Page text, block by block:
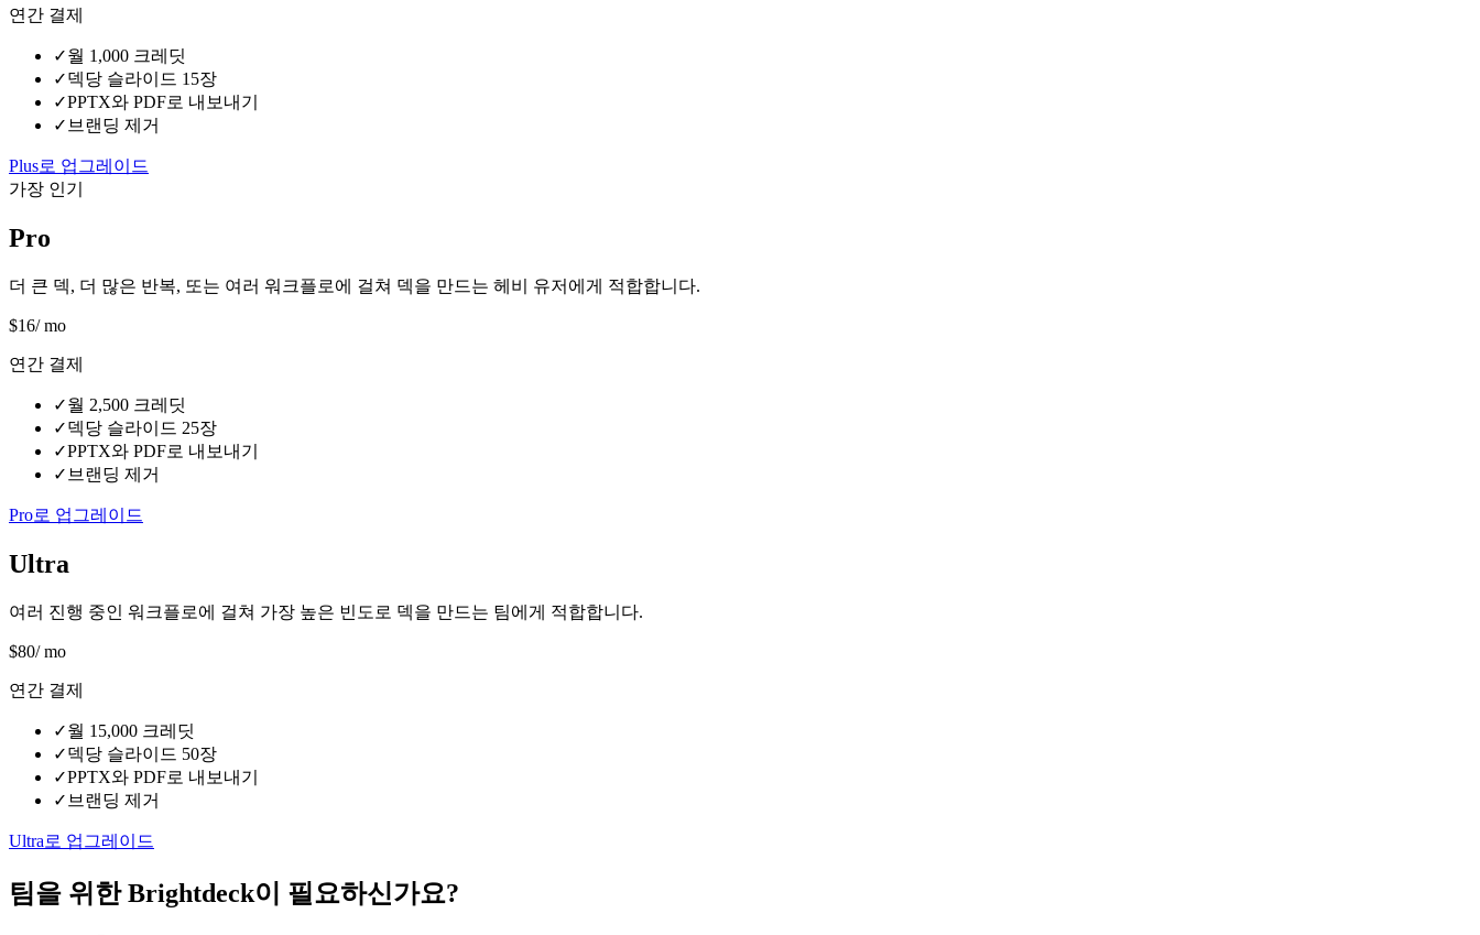
연간 결제
✓월 1,000 크레딧
✓덱당 슬라이드 15장
✓PPTX와 PDF로 내보내기
✓브랜딩 제거
Plus로 업그레이드
가장 인기
Pro
더 큰 덱, 더 많은 반복, 또는 여러 워크플로에 걸쳐 덱을 만드는 헤비 유저에게 적합합니다.
$16/ mo
연간 결제
✓월 2,500 크레딧
✓덱당 슬라이드 25장
✓PPTX와 PDF로 내보내기
✓ 브랜딩 제거
Pro로 업그레이드
Ultra
여러 진행 중인 워크플로에 걸쳐 가장 높은 빈도로 덱을 만드는 팀에게 적합합니다.
$80/ mo
연간 결제
✓월 15,000 크레딧
✓덱당 슬라이드 50장
✓PPTX와 PDF로 내보내기
✓ 브랜딩 제거
Ultra로 업그레이드
팀을 위한 Brightdeck이 필요하신가요?